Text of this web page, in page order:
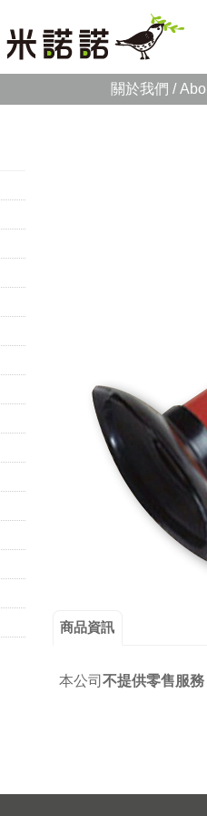
關於我們 /
商品資訊
本公司不提供零售服務